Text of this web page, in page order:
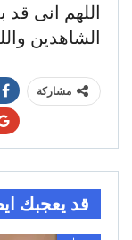
اللهم انى قد
الشاهدين
مشاركة
قد يعجبك